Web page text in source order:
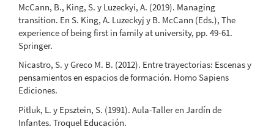
McCann, B., King, S. y Luzeckyi, A. (2019). Managing
transition. En S. King, A. Luzeckyj y B. McCann (Eds.), The
experience of being first in family at university, pp. 49-61.
Springer.
Nicastro, S. y Greco M. B. (2012). Entre trayectorias: Escenas y
pensamientos en espacios de formación. Homo Sapiens
Ediciones.
Pitluk, L. y Epsztein, S. (1991). Aula-Taller en Jardín de
Infantes. Troquel Educación.